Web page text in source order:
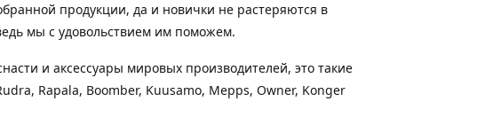
продукции, да и новички не растеряются в
мы с удовольствием им поможем.
и аксессуары мировых производителей, это такие
Rapala, Boomber, Kuusamo, Mepps, Owner, Konger